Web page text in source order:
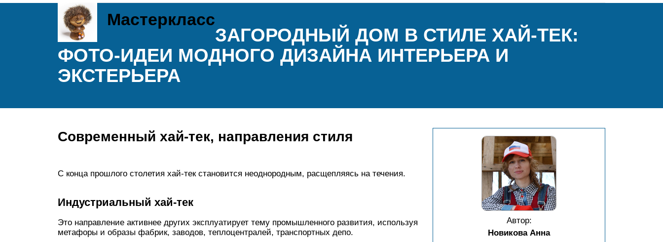
Мастеркласс
ЗАГОРОДНЫЙ ДОМ В СТИЛЕ ХАЙ-ТЕК:
ФОТО-ИДЕИ МОДНОГО ДИЗАЙНА ИНТЕРЬЕРА И
ЭКСТЕРЬЕРА
Современный хай-тек, направления стиля
С конца прошлого столетия хай-тек становится неоднородным, расщепляясь на течения.
Индустриальный хай-тек
Это направление активнее других эксплуатирует тему промышленного развития, используя
метафоры и образы фабрик, заводов, теплоцентралей, транспортных депо.
Автор:
Новикова Анна